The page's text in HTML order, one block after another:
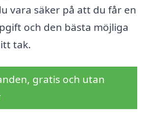
vara säker på att du får en
och den bästa möjliga
tak.
gratis och utan